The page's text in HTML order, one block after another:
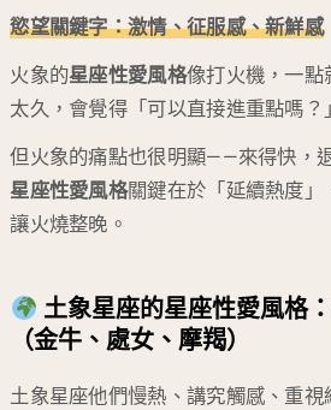
慾望關鍵字：激情、征服感、新鮮感
火象的星座性愛風格像打火機，一點
太久，會覺得「可以直接進重點嗎？」
但火象的痛點也很明顯——來得快，
星座性愛風格關鍵在於「延續熱度
讓火燒整晚。
土象星座的星座性愛風格
（金牛、處女、摩羯）
土象星座他們慢熱、講究觸感、重